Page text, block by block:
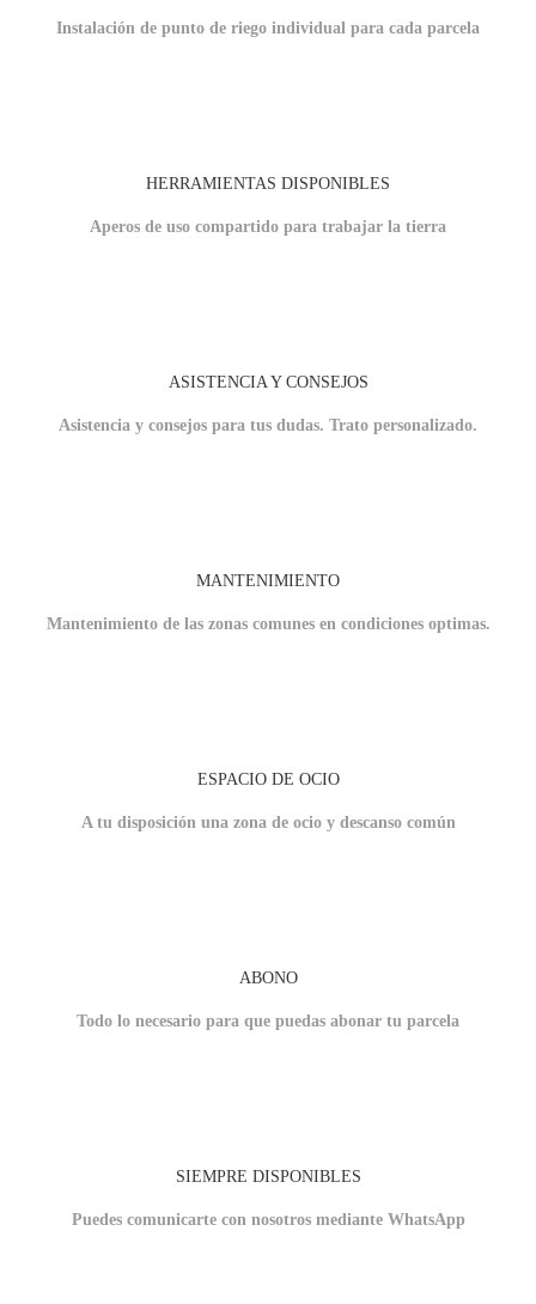
Instalación de punto de riego individual para cada parcela
HERRAMIENTAS DISPONIBLES
Aperos de uso compartido para trabajar la tierra
ASISTENCIA Y CONSEJOS
Asistencia y consejos para tus dudas. Trato personalizado.
MANTENIMIENTO
Mantenimiento de las zonas comunes en condiciones optimas.
ESPACIO DE OCIO
A tu disposición una zona de ocio y descanso común
ABONO
Todo lo necesario para que puedas abonar tu parcela
SIEMPRE DISPONIBLES
Puedes comunicarte con nosotros mediante WhatsApp